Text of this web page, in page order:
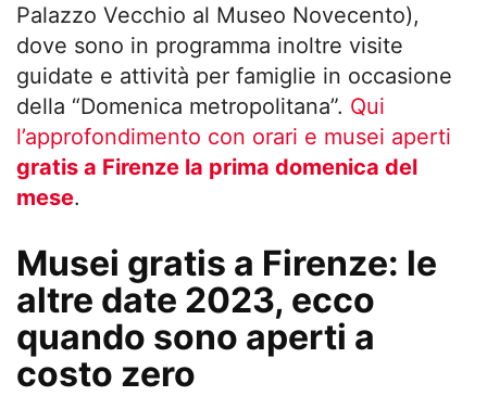
Palazzo Vecchio al Museo Novecento),
dove sono in programma inoltre visite
guidate e attività per famiglie in occasione
della “Domenica metropolitana”. Qui
l’approfondimento con orari e musei aperti
gratis a Firenze la prima domenica del
mese.
Musei gratis a Firenze: le
altre date 2023, ecco
quando sono aperti a
costo zero